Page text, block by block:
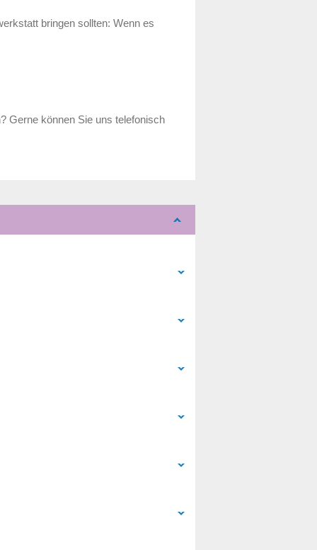
bringen sollten: Wenn es
Gerne können Sie uns telefonisch